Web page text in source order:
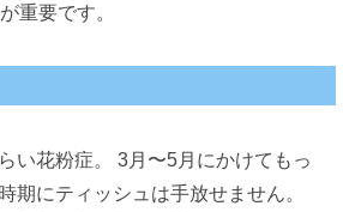
重要です。
い花粉症。 3月〜5月にかけてもっ
期にティッシュは手放せません。